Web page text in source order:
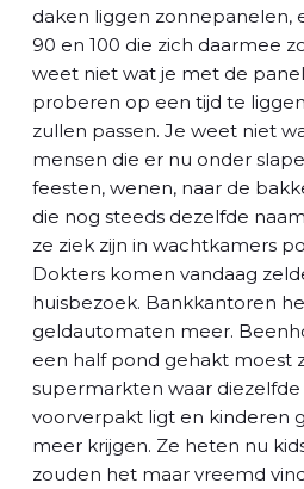
daken liggen zonnepanelen,
90 en 100 die zich daarmee
weet niet wat je met de
proberen op een tijd te
zullen passen. Je weet niet
mensen die er nu onder
feesten, wenen, naar de
die nog steeds dezelfde
ze ziek zijn in wachtkamers
Dokters komen vandaag
huisbezoek. Bankkantoren
geldautomaten meer.
een half pond gehakt moest
supermarkten waar
voorverpakt ligt en kinderen
meer krijgen. Ze heten nu
zouden het maar vreemd